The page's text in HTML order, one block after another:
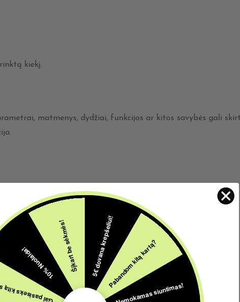
kiekį.
matmenys, dydžiai, funkcijos ar kitos savybės gali
Susijusios prekės
5€ dovana krepšeliui!Pabandom kitą kartą?
Nemokamas siuntimas!
kitą sykį?
10% Nuolaida!Šįkart be sėkmės!